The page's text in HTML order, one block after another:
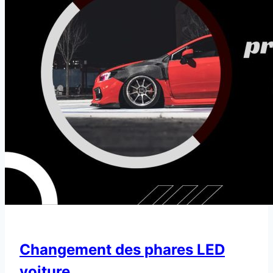
Changement des phares LED